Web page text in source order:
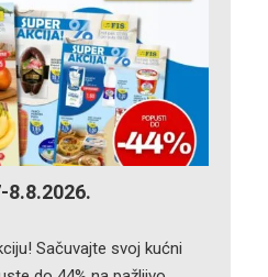
8.8.2026.
Sačuvajte svoj kućni